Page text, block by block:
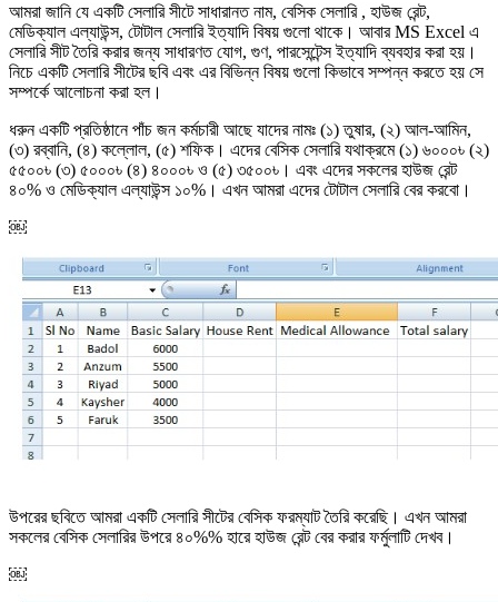
আমরা জানি যে একটি সেলারি সীটে সাধারানত নাম, বেসিক সেলারি , হাউজ রেন্ট,
মেডিক্যাল এল্যাউন্স, টোটাল সেলারি ইত্যাদি বিষয় গুলো থাকে। আবার MS Excel এ
সেলারি সীট তৈরি করার জন্য সাধারণত যোগ, গুণ, পারসেন্টেন্স ইত্যাদি ব্যবহার করা হয়।
নিচে একটি সেলারি সীটের ছবি এবং এর বিভিন্ন বিষয় গুলো কিভাবে সম্পন্ন করতে হয় সে
সম্পর্কে আলোচনা করা হল।
ধরুন একটি প্রতিষ্ঠানে পাঁচ জন কর্মচারী আছে যাদের নামঃ (১) তুষার, (২) আল-আমিন,
(৩) রব্বানি, (৪) কল্লোল, (৫) শফিক। এদের বেসিক সেলারি যথাক্রমে (১) ৬০০০৳ (২)
৫৫০০৳ (৩) ৫০০০৳ (৪) ৪০০০৳ ও (৫) ৩৫০০৳। এবং এদের সকলের হাউজ রেন্ট
৪০% ও মেডিক্যাল এল্যাউন্স ১০%। এখন আমরা এদের টোটাল সেলারি বের করবো।
￼
উপরের ছবিতে আমরা একটি সেলারি সীটের বেসিক ফরম্যাট তৈরি করেছি। এখন আমরা
সকলের বেসিক সেলারির উপরে ৪০%% হারে হাউজ রেন্ট বের করার ফর্মুলাটি দেখব।
￼